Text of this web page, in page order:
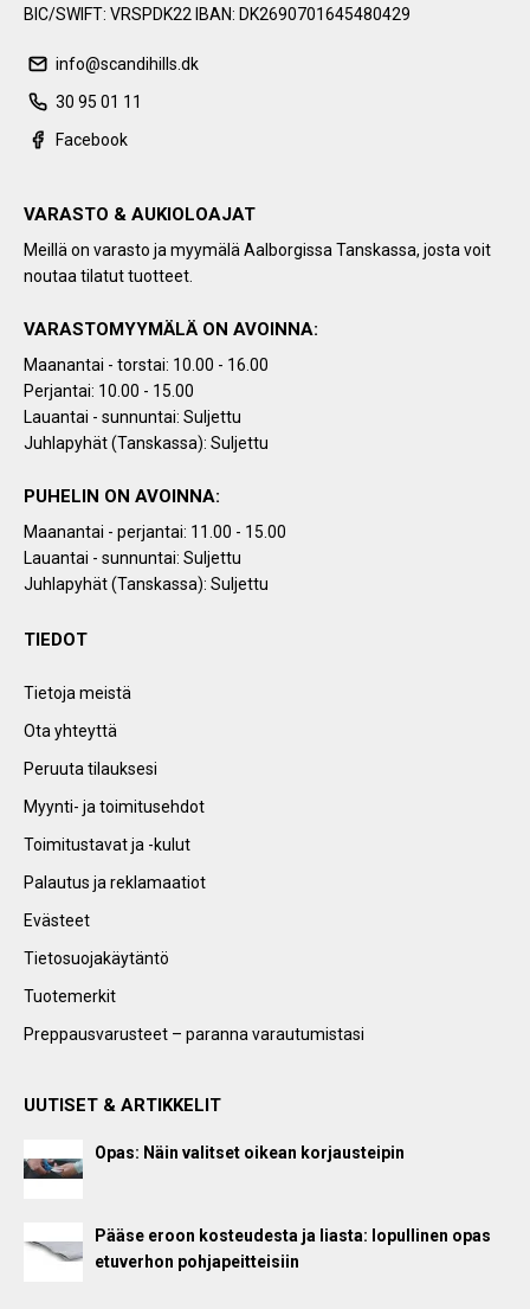
BIC/SWIFT: VRSPDK22 IBAN: DK2690701645480429
info@scandihills.dk
30 95 01 11
Facebook
VARASTO & AUKIOLOAJAT
Meillä on varasto ja myymälä Aalborgissa Tanskassa, josta voit
noutaa tilatut tuotteet.
VARASTOMYYMÄLÄ ON AVOINNA:
Maanantai - torstai: 10.00 - 16.00
Perjantai: 10.00 - 15.00
Lauantai - sunnuntai: Suljettu
Juhlapyhät (Tanskassa): Suljettu
PUHELIN ON AVOINNA:
Maanantai - perjantai: 11.00 - 15.00
Lauantai - sunnuntai: Suljettu
Juhlapyhät (Tanskassa): Suljettu
TIEDOT
Tietoja meistä
Ota yhteyttä
Peruuta tilauksesi
Myynti- ja toimitusehdot
Toimitustavat ja -kulut
Palautus ja reklamaatiot
Evästeet
Tietosuojakäytäntö
Tuotemerkit
Preppausvarusteet – paranna varautumistasi
UUTISET & ARTIKKELIT
Opas: Näin valitset oikean korjausteipin
Pääse eroon kosteudesta ja liasta: lopullinen opas
etuverhon pohjapeitteisiin